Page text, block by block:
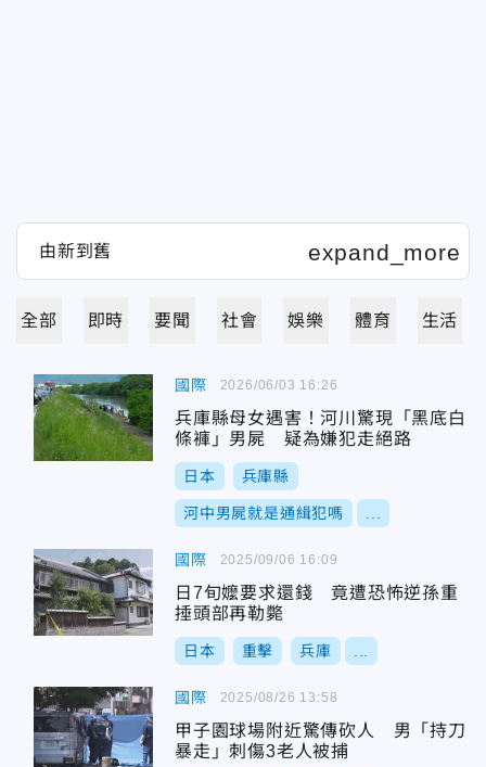
全部 即時 要聞 社會 娛樂 體育 生活
國際
兵庫縣母女遇害！河川驚現「黑底白
條褲」男屍 疑為嫌犯走絕路
日本 兵庫縣
河中男屍就是通緝犯嗎
2026/06/03 16:26
國際
日7旬嬤要求還錢 竟遭恐怖逆孫重
捶頭部再勒斃
日本 重擊 兵庫
2025/09/06 16:09
國際
甲子園球場附近驚傳砍人 男「持刀
暴走」刺傷3老人被捕
2025/08/26 13:58